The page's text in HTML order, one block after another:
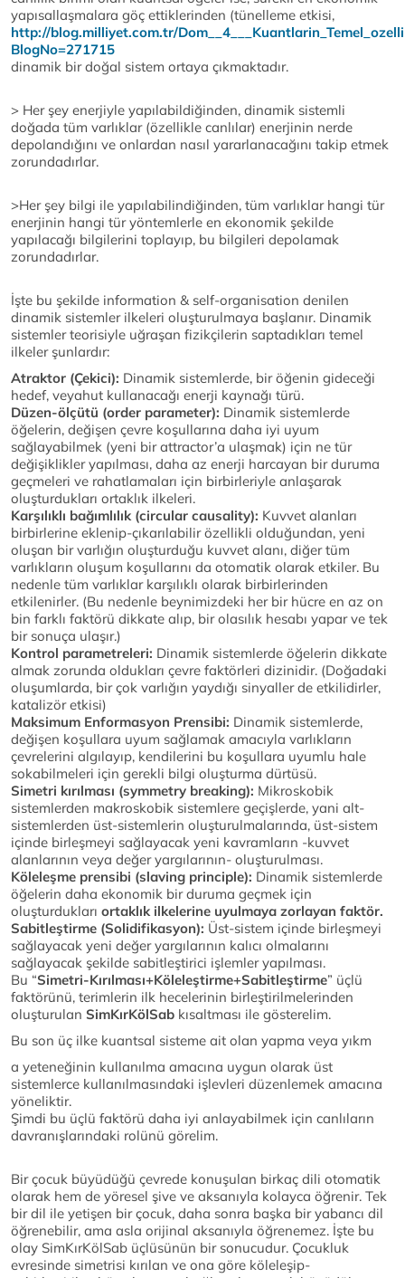
yapısallaşmalara göç ettiklerinden (tünelleme etkisi,
http://blog.milliyet.com.tr/
BlogNo=271715
dinamik bir doğal sistem ortaya çıkmaktadır.
> Her şey enerjiyle yapılabildiğinden, dinamik sistemli
doğada tüm varlıklar (özellikle canlılar) enerjinin nerde
depolandığını ve onlardan nasıl yararlanacağını takip etmek
zorundadırlar.
>Her şey bilgi ile yapılabilindiğinden, tüm varlıklar hangi tür
enerjinin hangi tür yöntemlerle en ekonomik şekilde
yapılacağı bilgilerini toplayıp, bu bilgileri depolamak
zorundadırlar.
İşte bu şekilde information & self-organisation denilen
dinamik sistemler ilkeleri oluşturulmaya başlanır. Dinamik
sistemler teorisiyle uğraşan fizikçilerin saptadıkları temel
ilkeler şunlardır:
Atraktor (Çekici): Dinamik sistemlerde, bir öğenin gideceği
hedef, veyahut kullanacağı enerji kaynağı türü.
Düzen-ölçütü (order parameter): Dinamik sistemlerde
öğelerin, değişen çevre koşullarına daha iyi uyum
sağlayabilmek (yeni bir attractor’a ulaşmak) için ne tür
değişiklikler yapılması, daha az enerji harcayan bir duruma
geçmeleri ve rahatlamaları için birbirleriyle anlaşarak
oluşturdukları ortaklık ilkeleri.
Karşılıklı bağımlılık (circular causality): Kuvvet alanları
birbirlerine eklenip-çıkarılabilir özellikli olduğundan, yeni
oluşan bir varlığın oluşturduğu kuvvet alanı, diğer tüm
varlıkların oluşum koşullarını da otomatik olarak etkiler. Bu
nedenle tüm varlıklar karşılıklı olarak birbirlerinden
etkilenirler. (Bu nedenle beynimizdeki her bir hücre en az on
bin farklı faktörü dikkate alıp, bir olasılık hesabı yapar ve tek
bir sonuça ulaşır.)
Kontrol parametreleri: Dinamik sistemlerde öğelerin dikkate
almak zorunda oldukları çevre faktörleri dizinidir. (Doğadaki
oluşumlarda, bir çok varlığın yaydığı sinyaller de etkilidirler,
katalizör etkisi)
Maksimum Enformasyon Prensibi: Dinamik sistemlerde,
değişen koşullara uyum sağlamak amacıyla varlıkların
çevrelerini algılayıp, kendilerini bu koşullara uyumlu hale
sokabilmeleri için gerekli bilgi oluşturma dürtüsü.
Simetri kırılması (symmetry breaking): Mikroskobik
sistemlerden makroskobik sistemlere geçişlerde, yani alt-
sistemlerden üst-sistemlerin oluşturulmalarında, üst-sistem
içinde birleşmeyi sağlayacak yeni kavramların -kuvvet
alanlarının veya değer yargılarının- oluşturulması.
Köleleşme prensibi (slaving principle): Dinamik sistemlerde
öğelerin daha ekonomik bir duruma geçmek için
oluşturdukları ortaklık ilkelerine uyulmaya zorlayan faktör.
Sabitleştirme (Solidifikasyon): Üst-sistem içinde birleşmeyi
sağlayacak yeni değer yargılarının kalıcı olmalarını
sağlayacak şekilde sabitleştirici işlemler yapılması.
Bu “Simetri-Kırılması+Köleleştirme+Sabitleştirme” üçlü
faktörünü, terimlerin ilk hecelerinin birleştirilmelerinden
oluşturulan SimKırKölSab kısaltması ile gösterelim.
Bu son üç ilke kuantsal sisteme ait olan yapma veya yıkm
a yeteneğinin kullanılma amacına uygun olarak üst
sistemlerce kullanılmasındaki işlevleri düzenlemek amacına
yöneliktir.
Şimdi bu üçlü faktörü daha iyi anlayabilmek için canlıların
davranışlarındaki rolünü görelim.
Bir çocuk büyüdüğü çevrede konuşulan birkaç dili otomatik
olarak hem de yöresel şive ve aksanıyla kolayca öğrenir. Tek
bir dil ile yetişen bir çocuk, daha sonra başka bir yabancı dil
öğrenebilir, ama asla orijinal aksanıyla öğrenemez. İşte bu
olay SimKırKölSab üçlüsünün bir sonucudur. Çocukluk
evresinde simetrisi kırılan ve ona göre köleleşip-